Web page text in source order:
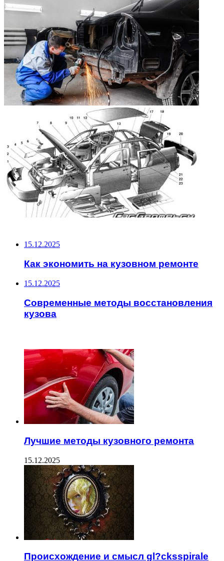
15.12.2025
Как экономить на кузовном ремонте
15.12.2025
Современные методы восстановления
кузова
Лучшие методы кузовного ремонта
15.12.2025
Происхождение и смысл gl?cksspirale